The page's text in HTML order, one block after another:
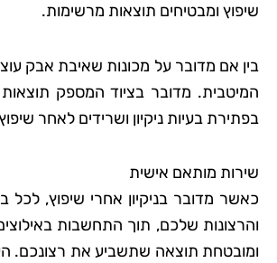
שיפוץ ומבטיחים תוצאות מרשימות.
בין אם מדובר על מכונות שאיבת אבק
המיטבית. מדובר בציוד המספק
בפתירת בעיות ניקיון ושרידים לאחר
שירות מותאם אישית
כאשר מדובר בניקיון אחרי שיפוץ, לכל
והרצונות שלכם, תוך התחשבות
ומובטחת תוצאה שתשביע את רצונכם.